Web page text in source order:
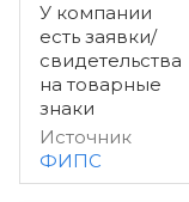
У компании
есть заявки/
свидетельства
на товарные
знаки
Источник
ФИПС